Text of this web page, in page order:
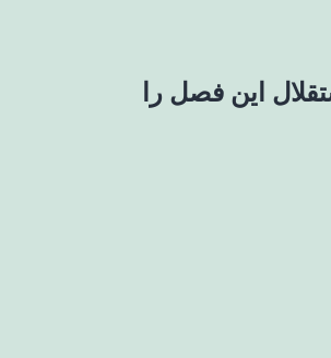
این فصل را